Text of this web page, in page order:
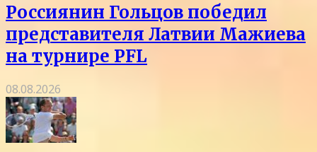
Россиянин Гольцов победил
представителя Латвии Мажиева
на турнире PFL
08.08.2026